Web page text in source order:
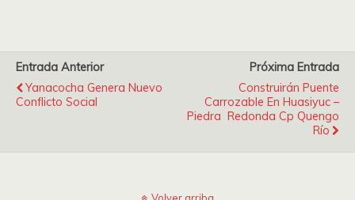
Entrada Anterior
Yanacocha Genera Nuevo
Conflicto Social
Próxima Entrada
Construirán Puente
Carrozable En Huasiyuc –
Piedra Redonda Cp Quengo
Río